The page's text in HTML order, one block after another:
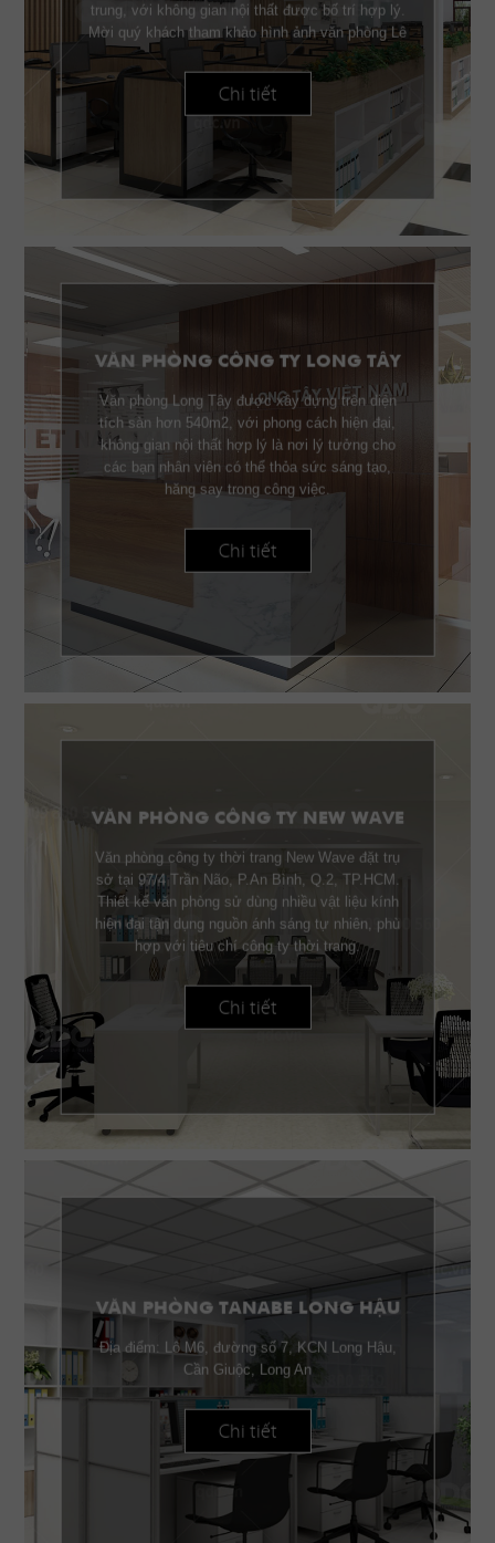
trung, với không gian nội thất được bố trí hợp lý.
Mời quý khách tham khảo hình ảnh văn phòng Lê
Long.
Chi tiết
VĂN PHÒNG CÔNG TY LONG TÂY
Văn phòng Long Tây được xây dựng trên diện
tích sàn hơn 540m2, với phong cách hiện đại,
không gian nội thất hợp lý là nơi lý tưởng cho
các bạn nhân viên có thể thỏa sức sáng tạo,
hăng say trong công việc.
Chi tiết
VĂN PHÒNG CÔNG TY NEW WAVE
Văn phòng công ty thời trang New Wave đặt trụ
sở tại 97/4 Trần Não, P.An Bình, Q.2, TP.HCM.
Thiết kế văn phòng sử dùng nhiều vật liệu kính
hiện đại tận dụng nguồn ánh sáng tự nhiên, phù
hợp với tiêu chí công ty thời trang.
Chi tiết
VĂN PHÒNG TANABE LONG HẬU
Địa điểm: Lô M6, đường số 7, KCN Long Hậu,
Cần Giuộc, Long An
Chi tiết